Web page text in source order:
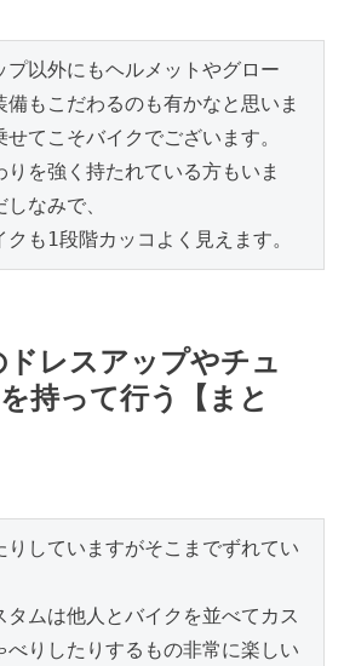
プ以外にもヘルメットやグロー
もこだわるのも有かなと思いま
てこそバイクでございます。
を強く持たれている方もいま
なみで、
も1段階カッコよく見えます。
レスアップやチュ
持って行う【まと
りしていますがそこまでずれてい
タムは他人とバイクを並べてカス
べりしたりするもの非常に楽しい